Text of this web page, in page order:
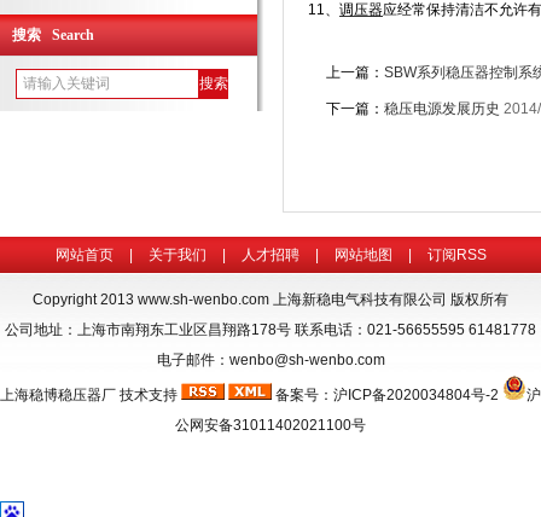
搜索 Search
11、 调压器应经常保持清洁不允许
上一篇： SBW系列稳压器控制系
下一篇： 稳压电源发展历史
网站首页 关于我们 人才招聘 网站地图 订阅RSS
Copyright 2013 www.sh-wenbo.com 上海新稳电气科技有限公司 版权所有
公司地址：上海市南翔东工业区昌翔路178号 联系电话：021-56655595 61481778
电子邮件：wenbo@sh-wenbo.com
上海稳博稳压器厂 技术支持 备案号： 沪ICP备2020034804号-2
沪
公网安备31011402021100号